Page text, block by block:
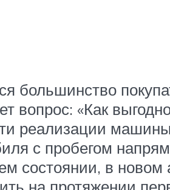
большинство
вопрос: «Как
реализации
с пробегом
состоянии, в